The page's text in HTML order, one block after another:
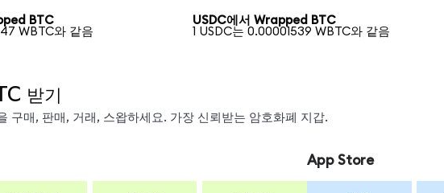
BTC
WBTC와 같음
USDC에서 Wrapped BTC
1 USDC는 0.00001539 WBTC와 같음
받기
구매, 판매, 거래, 스왑하세요. 가장 신뢰받는 암호화폐 지갑.
App Store